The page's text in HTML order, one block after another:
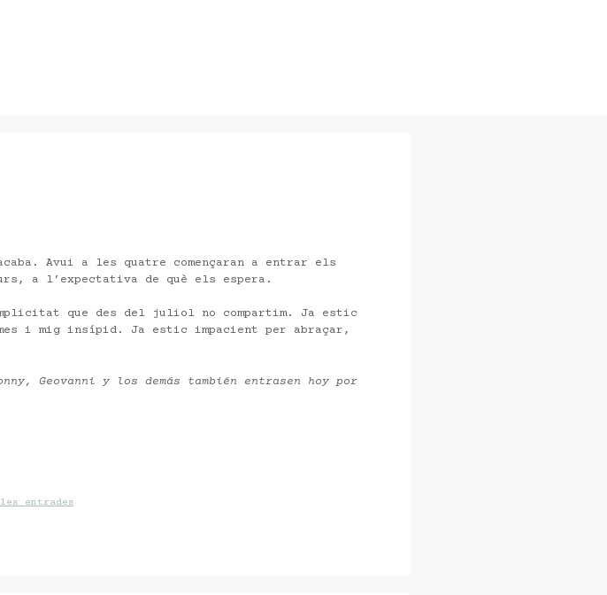
Avui a les quatre començaran a entrar els
a l’expectativa de què els espera.
que des del juliol no compartim. Ja estic
i mig insípid. Ja estic impacient per abraçar,
Geovanni y los demás también entrasen hoy por
entrades